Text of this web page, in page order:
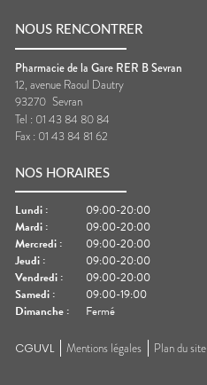
NOUS RENCONTRER
Pharmacie de la Gare RER B Sevran
12, avenue Raoul Dautry
93270 Sevran
Tel : 01 43 84 80 84
Fax : 01 43 84 81 62
NOS HORAIRES
Lundi :
09:00-20:00
Mardi :
09:00-20:00
Mercredi :
09:00-20:00
Jeudi :
09:00-20:00
Vendredi :
09:00-20:00
Samedi :
09:00-19:00
Dimanche : Fermé
CGUVL Mentions légales Plan du site